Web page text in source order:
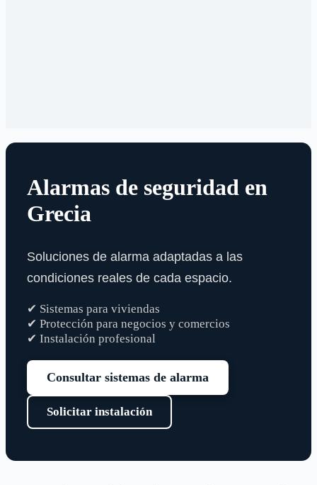
Alarmas de seguridad en
Grecia
Soluciones de alarma adaptadas a las
condiciones reales de cada espacio.
✔ Sistemas para viviendas
✔ Protección para negocios y comercios
✔ Instalación profesional
Consultar sistemas de alarma
Solicitar instalación